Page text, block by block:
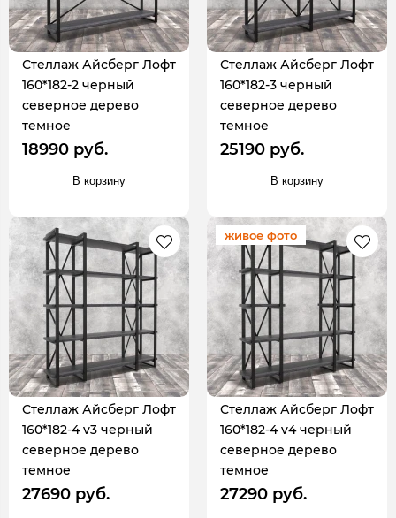
Стеллаж Айсберг Лофт
160*182-2 черный
северное дерево
темное
18990 руб.
В корзину
Стеллаж Айсберг Лофт
160*182-3 черный
северное дерево
темное
25190 руб.
В корзину
Стеллаж Айсберг Лофт
160*182-4 v3 черный
северное дерево
темное
27690 руб.
живое фото
Стеллаж Айсберг Лофт
160*182-4 v4 черный
северное дерево
темное
27290 руб.